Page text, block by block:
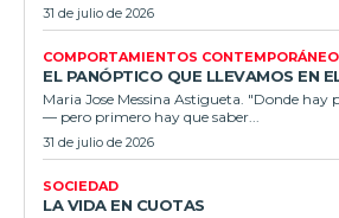
31 de julio de 2026
COMPORTAMIENTOS
EL PANÓPTICO QUE LLEVAMOS EN
Maria Jose Messina Astigueta. "Donde hay poder, hay resistencia"
— pero primero hay que saber...
31 de julio de 2026
SOCIEDAD
LA VIDA EN CUOTAS